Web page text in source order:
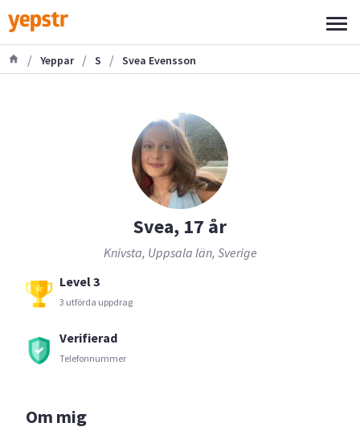
/ Yeppar / S / Svea Evensson
Svea, 17 år
Knivsta, Uppsala län, Sverige
Level 3
3 utförda uppdrag
Verifierad
Telefonnummer
Om mig